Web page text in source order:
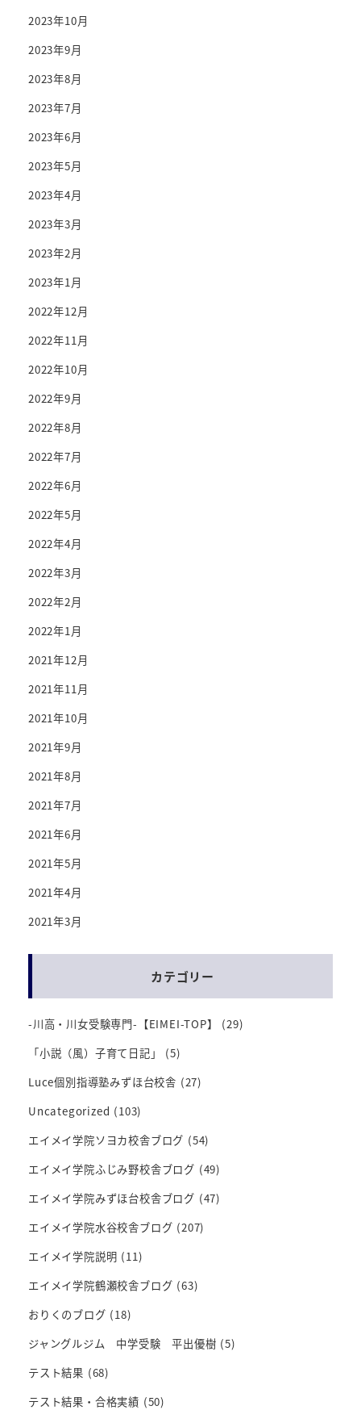
2023年10月
2023年9月
2023年8月
2023年7月
2023年6月
2023年5月
2023年4月
2023年3月
2023年2月
2023年1月
2022年12月
2022年11月
2022年10月
2022年9月
2022年8月
2022年7月
2022年6月
2022年5月
2022年4月
2022年3月
2022年2月
2022年1月
2021年12月
2021年11月
2021年10月
2021年9月
2021年8月
2021年7月
2021年6月
2021年5月
2021年4月
2021年3月
カテゴリー
-川高・川女受験専門-【EIMEI-TOP】
(29)
「小説（風）子育て日記」
(5)
Luce個別指導塾みずほ台校舎 (27)
Uncategorized (103)
エイメイ学院ソヨカ校舎ブログ (54)
エイメイ学院ふじみ野校舎ブログ (49)
エイメイ学院みずほ台校舎ブログ (47)
エイメイ学院水谷校舎ブログ (207)
エイメイ学院説明 (11)
エイメイ学院鶴瀬校舎ブログ (63)
おりくのブログ (18)
ジャングルジム 中学受験 平出優樹 (5)
テスト結果 (68)
テスト結果・合格実績 (50)